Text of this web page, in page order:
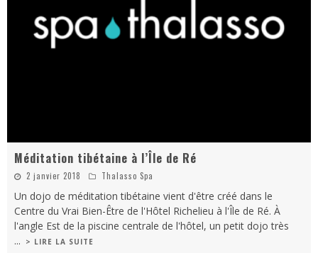
Méditation tibétaine à l’Île de Ré
2 janvier 2018 Thalasso Spa
Un dojo de méditation tibétaine vient d'être créé dans le
Centre du Vrai Bien-Être de l'Hôtel Richelieu à l'Île de Ré. À
l'angle Est de la piscine centrale de l'hôtel, un petit dojo très
...
> LIRE LA SUITE